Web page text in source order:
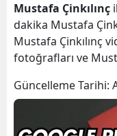
Mustafa Çinkılınç
dakika Mustafa
Mustafa Çinkılınç
fotoğrafları ve
Güncelleme Tarihi: